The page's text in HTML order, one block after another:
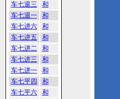
车七退三
和
车七退一
和
车七进六
和
车七进五
和
车七进二
和
车七进三
和
车七进一
和
车七平四
和
车七平六
和